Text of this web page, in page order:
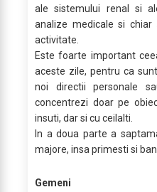
ale sistemului renal si
analize medicale si
activitate.
Este foarte important
aceste zile, pentru ca
noi directii personale
concentrezi doar pe
insuti, dar si cu ceilalti.
In a doua parte a
majore, insa primesti si
Gemeni